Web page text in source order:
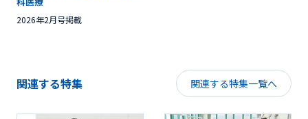
2026年2月号掲載
関連する特集 関連する特集一覧へ